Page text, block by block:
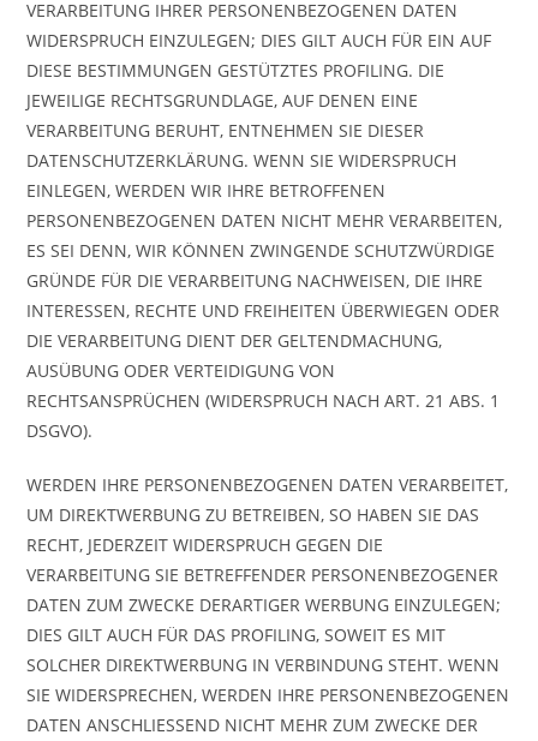
VERARBEITUNG IHRER PERSONENBEZOGENEN DATEN
WIDERSPRUCH EINZULEGEN; DIES GILT AUCH FÜR EIN AUF
DIESE BESTIMMUNGEN GESTÜTZTES PROFILING. DIE
JEWEILIGE RECHTSGRUNDLAGE, AUF DENEN EINE
VERARBEITUNG BERUHT, ENTNEHMEN SIE DIESER
DATENSCHUTZERKLÄRUNG. WENN SIE WIDERSPRUCH
EINLEGEN, WERDEN WIR IHRE BETROFFENEN
PERSONENBEZOGENEN DATEN NICHT MEHR VERARBEITEN,
ES SEI DENN, WIR KÖNNEN ZWINGENDE SCHUTZWÜRDIGE
GRÜNDE FÜR DIE VERARBEITUNG NACHWEISEN, DIE IHRE
INTERESSEN, RECHTE UND FREIHEITEN ÜBERWIEGEN ODER
DIE VERARBEITUNG DIENT DER GELTENDMACHUNG,
AUSÜBUNG ODER VERTEIDIGUNG VON
RECHTSANSPRÜCHEN (WIDERSPRUCH NACH ART. 21 ABS. 1
DSGVO).
WERDEN IHRE PERSONENBEZOGENEN DATEN VERARBEITET,
UM DIREKTWERBUNG ZU BETREIBEN, SO HABEN SIE DAS
RECHT, JEDERZEIT WIDERSPRUCH GEGEN DIE
VERARBEITUNG SIE BETREFFENDER PERSONENBEZOGENER
DATEN ZUM ZWECKE DERARTIGER WERBUNG EINZULEGEN;
DIES GILT AUCH FÜR DAS PROFILING, SOWEIT ES MIT
SOLCHER DIREKTWERBUNG IN VERBINDUNG STEHT. WENN
SIE WIDERSPRECHEN, WERDEN IHRE PERSONENBEZOGENEN
DATEN ANSCHLIESSEND NICHT MEHR ZUM ZWECKE DER